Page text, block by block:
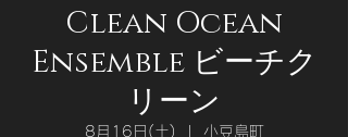
Clean Ocean
Ensemble ビーチク
リーン
8月16日(土) 小豆島町